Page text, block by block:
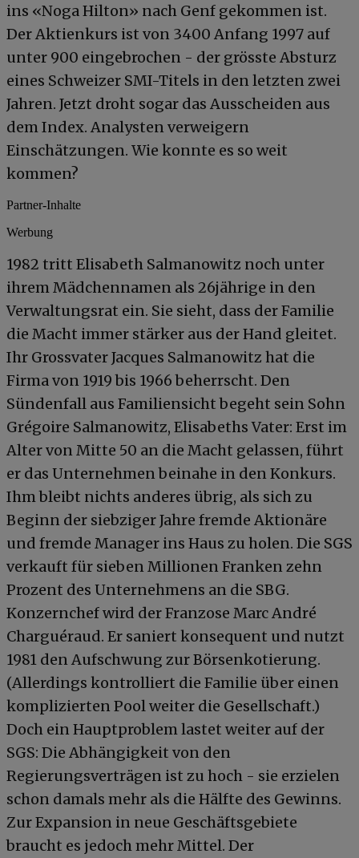
ins «Noga Hilton» nach Genf gekommen ist.
Der Aktienkurs ist von 3400 Anfang 1997 auf
unter 900 eingebrochen - der grösste Absturz
eines Schweizer SMI-Titels in den letzten zwei
Jahren. Jetzt droht sogar das Ausscheiden aus
dem Index. Analysten verweigern
Einschätzungen. Wie konnte es so weit
kommen?
Partner-Inhalte
Werbung
1982 tritt Elisabeth Salmanowitz noch unter
ihrem Mädchennamen als 26jährige in den
Verwaltungsrat ein. Sie sieht, dass der Familie
die Macht immer stärker aus der Hand gleitet.
Ihr Grossvater Jacques Salmanowitz hat die
Firma von 1919 bis 1966 beherrscht. Den
Sündenfall aus Familiensicht begeht sein Sohn
Grégoire Salmanowitz, Elisabeths Vater: Erst im
Alter von Mitte 50 an die Macht gelassen, führt
er das Unternehmen beinahe in den Konkurs.
Ihm bleibt nichts anderes übrig, als sich zu
Beginn der siebziger Jahre fremde Aktionäre
und fremde Manager ins Haus zu holen. Die SGS
verkauft für sieben Millionen Franken zehn
Prozent des Unternehmens an die SBG.
Konzernchef wird der Franzose Marc André
Charguéraud. Er saniert konsequent und nutzt
1981 den Aufschwung zur Börsenkotierung.
(Allerdings kontrolliert die Familie über einen
komplizierten Pool weiter die Gesellschaft.)
Doch ein Hauptproblem lastet weiter auf der
SGS: Die Abhängigkeit von den
Regierungsverträgen ist zu hoch - sie erzielen
schon damals mehr als die Hälfte des Gewinns.
Zur Expansion in neue Geschäftsgebiete
braucht es jedoch mehr Mittel. Der